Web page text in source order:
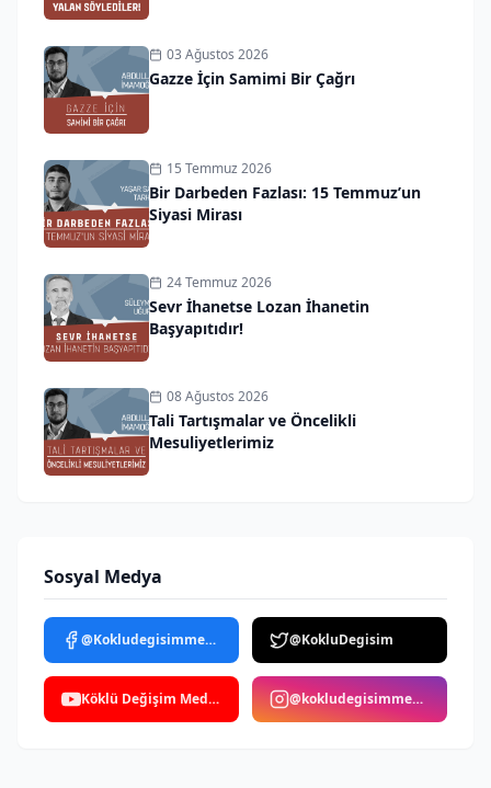
03 Ağustos 2026
Gazze İçin Samimi Bir Çağrı
15 Temmuz 2026
Bir Darbeden Fazlası: 15 Temmuz’un
Siyasi Mirası
24 Temmuz 2026
Sevr İhanetse Lozan İhanetin
Başyapıtıdır!
08 Ağustos 2026
Tali Tartışmalar ve Öncelikli
Mesuliyetlerimiz
Sosyal Medya
@Kokludegisimmedya @KokluDegisim
Köklü Değişim Medya @kokludegisimmedya